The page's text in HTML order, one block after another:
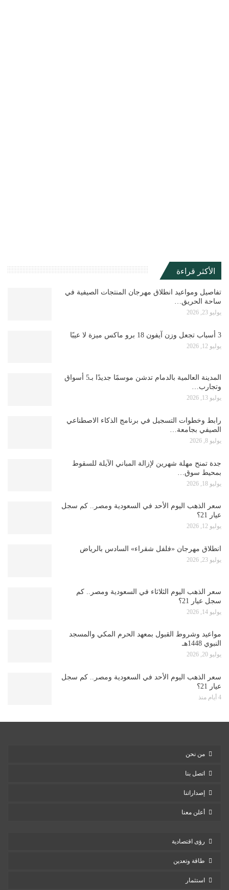
الأكثر قراءة
تفاصيل ومواعيد انطلاق مهرجان المنتجات الصيفية في
ساحة الحريق…
يوليو 23, 2026
3 أسباب تجعل وزن آيفون 18 برو ماكس ميزة لا عيبًا
يوليو 12, 2026
المدينة العالمية بالدمام تدشن موسمًا جديدًا بـ5 أسواق
وتجارب…
يوليو 13, 2026
رابط وخطوات التسجيل في برنامج الذكاء الاصطناعي
الصيفي بجامعة…
يوليو 8, 2026
جدة تمنح مهلة شهرين لإزالة المباني الآيلة للسقوط
بمحيط سوق…
يوليو 18, 2026
سعر الذهب اليوم الأحد في السعودية ومصر.. كم سجل
عيار 21؟
يوليو 12, 2026
انطلاق مهرجان «فلفل شقراء» السادس بالرياض
يوليو 23, 2026
سعر الذهب اليوم الثلاثاء في السعودية ومصر.. كم
سجل عيار 21؟
يوليو 14, 2026
مواعيد وشروط القبول بمعهد الحرم المكي والمسجد
النبوي 1448هـ
يوليو 20, 2026
سعر الذهب اليوم الأحد في السعودية ومصر.. كم سجل
عيار 21؟
4 أيام منذ
من نحن
اتصل بنا
إصداراتنا
أعلن معنا
رؤى اقتصادية
طاقة وتعدين
استثمار